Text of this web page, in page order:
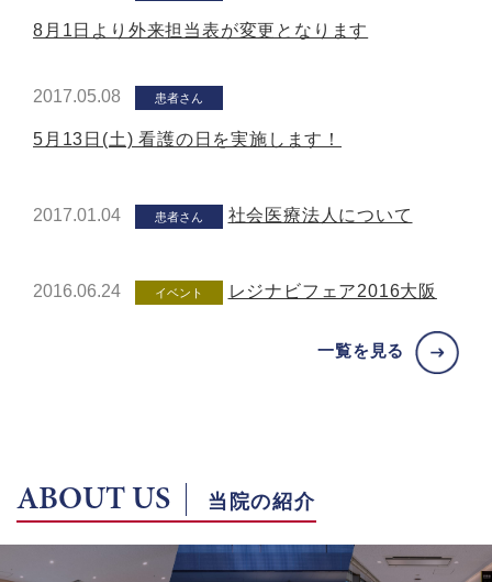
8月1日より外来担当表が変更となります
2017.05.08 患者さん
5月13日(土) 看護の日を実施します！
2017.01.04 患者さん 社会医療法人について
2016.06.24 イベント レジナビフェア2016大阪
一覧を見る
ABOUT US 当院の紹介